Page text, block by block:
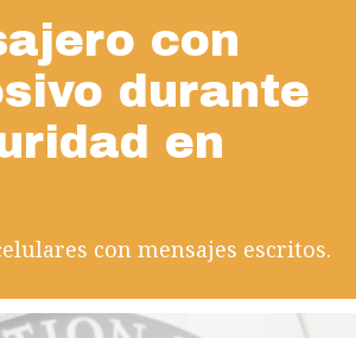
con
durante
en
con mensajes escritos.